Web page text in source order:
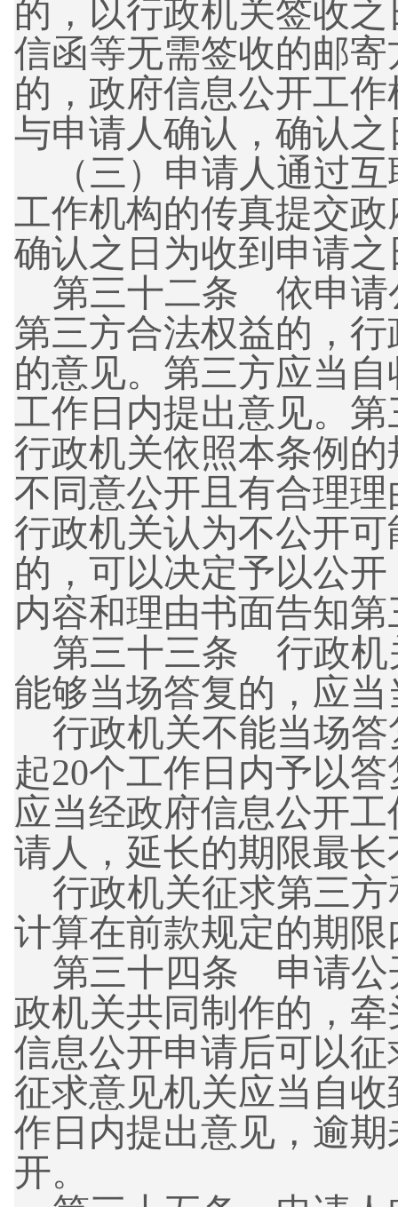
的，以行政机关签收
信函等无需签收的邮
的，政府信息公开工
与申请人确认，确认
（三） 申请人通过
工作机构的传真提交
确认之日为收到申请
第三十二条 依申请
第三方合法权益的，
的意见。第三方应当
工作日内提出意见。
行政机关依照本条例
不同意公开且有合理
行政机关认为不公开
的，可以决定予以公
内容和理由书面告知
第三十三条 行政机
能够当场答复的，应
行政机关不能当场
起20个工作日内予以
应当经政府信息公开
请人，延长的期限最
行政机关征求第三
计算在前款规定的期
第三十四条 申请公
政机关共同制作的，
信息公开申请后可以
征求意见机关应当自
作日内提出意见，逾
开。